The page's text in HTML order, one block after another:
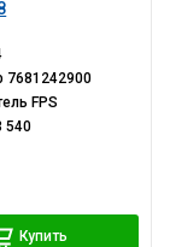
7681242900
FPS
540
Купить